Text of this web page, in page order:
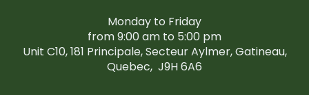
Monday to Friday
from 9:00 am to 5:00 pm
Unit C10, 181 Principale, Secteur Aylmer, Gatineau,
Quebec, J9H 6A6